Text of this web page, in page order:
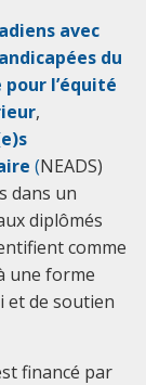
avec
du
pour l’équité
,
(NEADS)
dans un
diplômés
comme
une forme
et de soutien
financé par